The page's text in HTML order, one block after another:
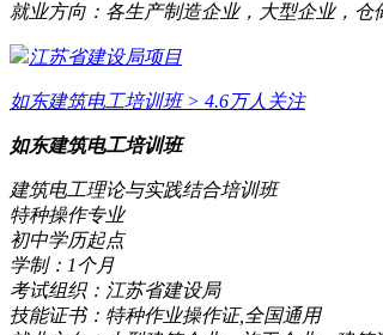
就业方向： 各生产制造企业，大型企业，
江苏省建设局项目
如东建筑电工培训班> 4.6万人关注
如东建筑电工培训班
建筑电工理论与实践结合培训班
特种操作专业
初中学历起点
学制： 1个月
考试组织： 江苏省建设局
技能证书： 特种作业操作证,全国通用